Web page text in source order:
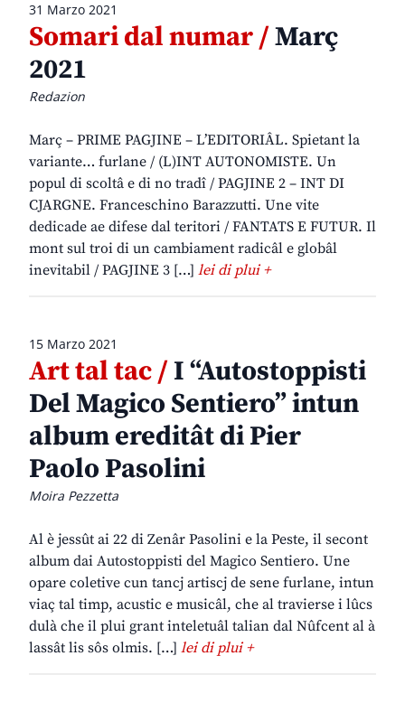
31 Marzo 2021
Somari dal numar /Març
2021
Redazion
Març – PRIME PAGJINE – L’EDITORIÂL. Spietant la
variante… furlane / (L)INT AUTONOMISTE. Un
popul di scoltâ e di no tradî / PAGJINE 2 – INT DI
CJARGNE. Franceschino Barazzutti. Une vite
dedicade ae difese dal teritori / FANTATS E FUTUR. Il
mont sul troi di un cambiament radicâl e globâl
inevitabil / PAGJINE 3 […] lei di plui +
15 Marzo 2021
Art tal tac /I “Autostoppisti
Del Magico Sentiero” intun
album ereditât di Pier
Paolo Pasolini
Moira Pezzetta
Al è jessût ai 22 di Zenâr Pasolini e la Peste, il secont
album dai Autostoppisti del Magico Sentiero. Une
opare coletive cun tancj artiscj de sene furlane, intun
viaç tal timp, acustic e musicâl, che al travierse i lûcs
dulà che il plui grant inteletuâl talian dal Nûfcent al à
lassât lis sôs olmis. […] lei di plui +